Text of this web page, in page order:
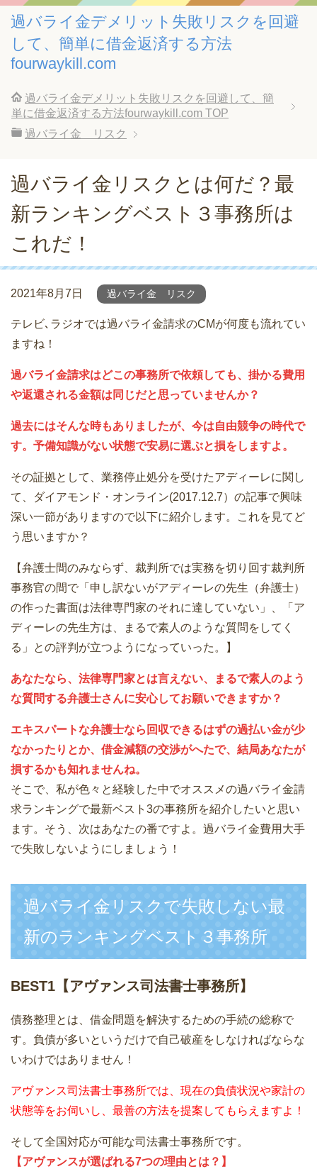
過バライ金デメリット失敗リスクを回避
して、簡単に借金返済する方法
fourwaykill.com
過バライ金デメリット失敗リスクを回避して、簡
単に借金返済する方法fourwaykill.com TOP
過バライ金 リスク
過バライ金リスクとは何だ？最
新ランキングベスト３事務所は
これだ！
2021年8月7日 過バライ金 リスク
テレビ､ラジオでは過バライ金請求のCMが何度も流れてい
ますね！
過バライ金請求はどこの事務所で依頼しても、掛かる費用
や返還される金額は同じだと思っていませんか？
過去にはそんな時もありましたが、今は自由競争の時代で
す。予備知識がない状態で安易に選ぶと損をしますよ。
その証拠として、業務停止処分を受けたアディーレに関し
て、ダイアモンド・オンライン(2017.12.7）の記事で興味
深い一節がありますので以下に紹介します。これを見てど
う思いますか？
【弁護士間のみならず、裁判所では実務を切り回す裁判所
事務官の間で「申し訳ないがアディーレの先生（弁護士）
の作った書面は法律専門家のそれに達していない」、「ア
ディーレの先生方は、まるで素人のような質問をしてく
る」との評判が立つようになっていった。】
あなたなら、法律専門家とは言えない、まるで素人のよう
な質問する弁護士さんに安心してお願いできますか？
エキスパートな弁護士なら回収できるはずの過払い金が少
なかったりとか、借金減額の交渉がへたで、結局あなたが
損するかも知れませんね。
そこで、私が色々と経験した中でオススメの過バライ金請
求ランキングで最新ベスト3の事務所を紹介したいと思い
ます。そう、次はあなたの番ですよ。過バライ金費用大手
で失敗しないようにしましょう！
過バライ金リスクで失敗しない最
新のランキングベスト３事務所
BEST1 【アヴァンス司法書士事務所】
債務整理とは、借金問題を解決するための手続の総称で
す。負債が多いというだけで自己破産をしなければならな
いわけではありません！
アヴァンス司法書士事務所では、現在の負債状況や家計の
状態等をお伺いし、最善の方法を提案してもらえますよ！
そして全国対応が可能な司法書士事務所です。
【アヴァンスが選ばれる7つの理由とは？】